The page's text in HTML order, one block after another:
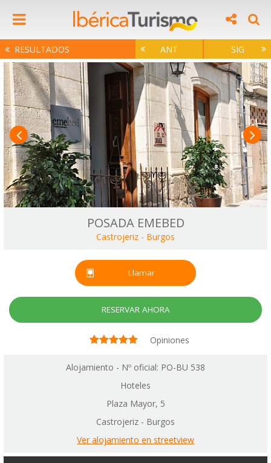
RESULTADOS ANT SIG
POSADA EMEBED
Castrojeriz - Burgos
Llamar
RESERVAR AHORA
Opiniones
Alojamiento - Nº oficial: PO-BU 538
Hoteles
Plaza Mayor, 5
Castrojeriz - Burgos
Ver alojamiento en streetview